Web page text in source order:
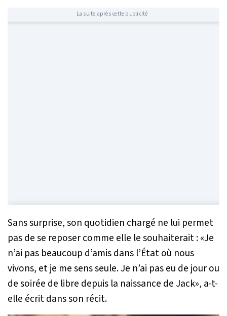
La suite après cette publicité
Sans surprise, son quotidien chargé ne lui permet
pas de se reposer comme elle le souhaiterait : «Je
n’ai pas beaucoup d’amis dans l’État où nous
vivons, et je me sens seule. Je n’ai pas eu de jour ou
de soirée de libre depuis la naissance de Jack», a-t-
elle écrit dans son récit.